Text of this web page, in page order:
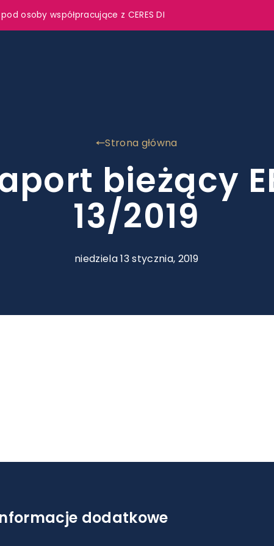
osoby współpracujące z CERES DI
Strona główna
bieżący
13/2019
niedziela 13 stycznia, 2019
dodatkowe